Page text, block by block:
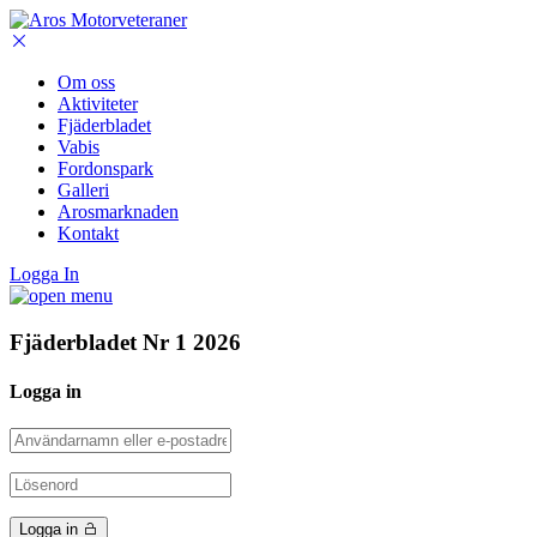
Om oss
Aktiviteter
Fjäderbladet
Vabis
Fordonspark
Galleri
Arosmarknaden
Kontakt
Logga In
Fjäderbladet Nr 1 2026
Logga in
Logga in